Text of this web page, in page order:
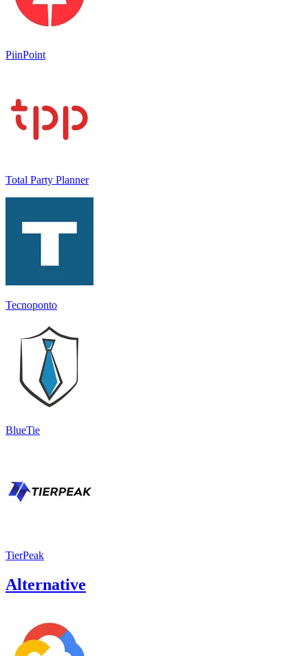
PiinPoint
Total Party Planner
Tecnoponto
BlueTie
TierPeak
Alternative